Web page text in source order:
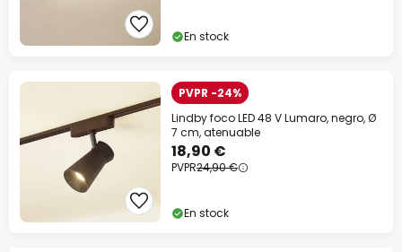
En stock
PVPR -24%
Lindby foco LED 48 V Lumaro, negro, Ø
7 cm, atenuable
18,90 €
PVPR24,90 €
En stock